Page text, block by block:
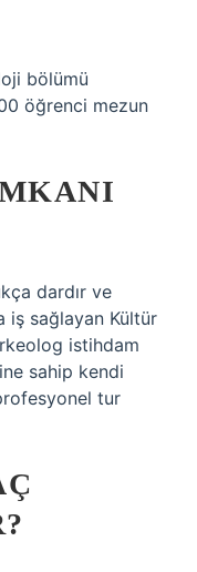
bölümü
öğrenci mezun
dardır ve
iş sağlayan Kültür
istihdam
sahip kendi
tur